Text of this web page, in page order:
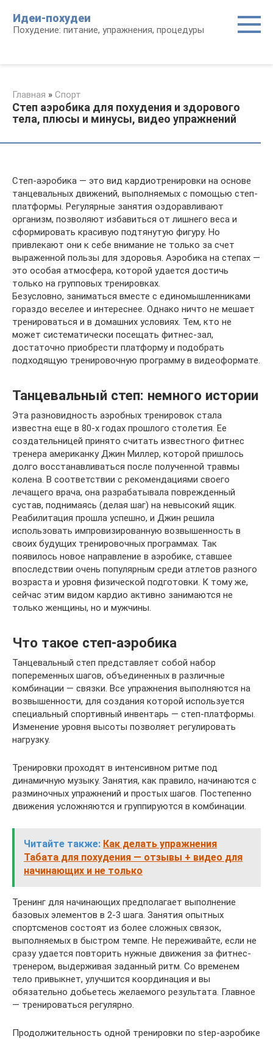
контенту
Идеи-похудеи
Похудение: питание, упражнения, процедуры
Главная » Спорт
Степ аэробика для похудения и здорового
тела, плюсы и минусы, видео упражнений
Степ-аэробика — это вид кардиотренировки на основе
танцевальных движений, выполняемых с помощью степ-
платформы. Регулярные занятия оздоравливают
организм, позволяют избавиться от лишнего веса и
сформировать красивую подтянутую фигуру. Но
привлекают они к себе внимание не только за счет
выраженной пользы для здоровья. Аэробика на степах —
это особая атмосфера, которой удается достичь
только на групповых тренировках.
Безусловно, заниматься вместе с единомышленниками
гораздо веселее и интереснее. Однако ничто не мешает
тренироваться и в домашних условиях. Тем, кто не
может систематически посещать фитнес-зал,
достаточно приобрести платформу и подобрать
подходящую тренировочную программу в видеоформате.
Танцевальный степ: немного истории
Эта разновидность аэробных тренировок стала
известна еще в 80-х годах прошлого столетия. Ее
создательницей принято считать известного фитнес
тренера американку Джин Миллер, которой пришлось
долго восстанавливаться после полученной травмы
колена. В соответствии с рекомендациями своего
лечащего врача, она разрабатывала поврежденный
сустав, поднимаясь (делая шаг) на невысокий ящик.
Реабилитация прошла успешно, и Джин решила
использовать импровизированную возвышенность в
своих будущих тренировочных программах. Так
появилось новое направление в аэробике, ставшее
впоследствии очень популярным среди атлетов разного
возраста и уровня физической подготовки. К тому же,
сейчас этим видом кардио активно занимаются не
только женщины, но и мужчины.
Что такое степ-аэробика
Танцевальный степ представляет собой набор
попеременных шагов, объединенных в различные
комбинации — связки. Все упражнения выполняются на
возвышенности, для создания которой используется
специальный спортивный инвентарь — степ-платформы.
Изменение уровня высоты позволяет регулировать
нагрузку.
Тренировки проходят в интенсивном ритме под
динамичную музыку. Занятия, как правило, начинаются с
разминочных упражнений и простых шагов. Постепенно
движения усложняются и группируются в комбинации.
Читайте также: Как делать упражнения
Табата для похудения — отзывы + видео для
начинающих и не только
Тренинг для начинающих предполагает выполнение
базовых элементов в 2-3 шага. Занятия опытных
спортсменов состоят из более сложных связок,
выполняемых в быстром темпе. Не переживайте, если не
сразу удается повторить нужные движения за фитнес-
тренером, выдерживая заданный ритм. Со временем
тело привыкнет, улучшится координация и вы
обязательно добьетесь желаемого результата. Главное
— тренироваться регулярно.
Продолжительность одной тренировки по step-аэробике